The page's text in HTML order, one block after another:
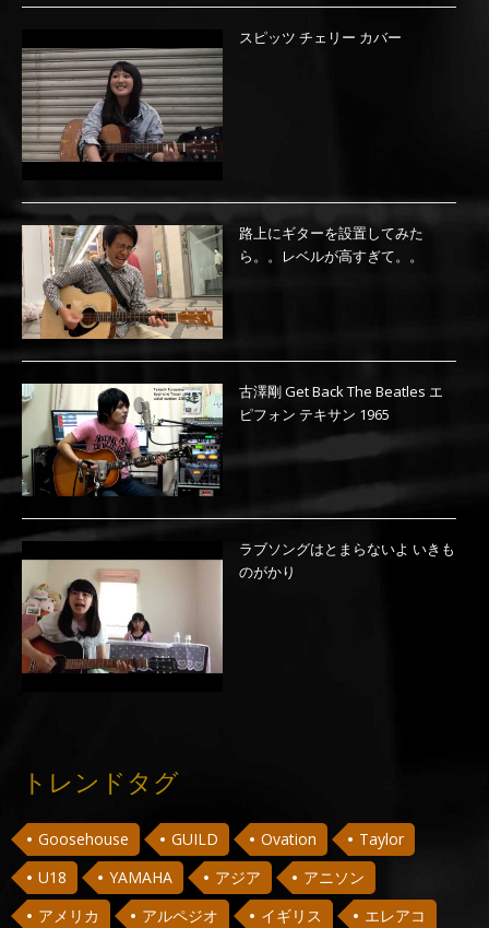
スピッツ チェリー カバー
路上にギターを設置してみた
ら。。レベルが高すぎて。。
古澤剛 Get Back The Beatles エ
ピフォン テキサン 1965
ラブソングはとまらないよ いきも
のがかり
トレンドタグ
Goosehouse GUILD Ovation
Taylor
U18
YAMAHA アジア
アニソン
アメリカ
アルペジオ イギリス
エレアコ